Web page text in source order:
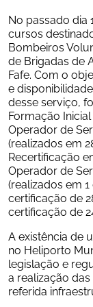
No passado dia
cursos
Bombeiros
de Brigadas de
Fafe. Com o
e
desse serviço,
Formação
Operador de
(realizados em
Recertificação
Operador de
(realizados em
certificação de
certificação de
A existência de
no Heliporto
legislação e
a realização
referida